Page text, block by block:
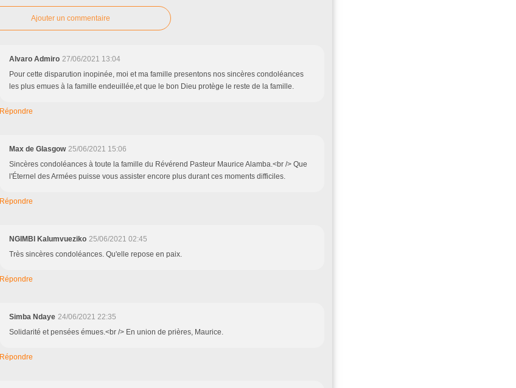
Ajouter un commentaire
Alvaro Admiro 27/06/2021 13:04
Pour cette disparution inopinée, moi et ma famille presentons nos sincères condoléances
les plus emues à la famille endeuillée,et que le bon Dieu protège le reste de la famille.
Répondre
Max de Glasgow 25/06/2021 15:06
Sincères condoléances à toute la famille du Révérend Pasteur Maurice Alamba.<br /> Que
l'Éternel des Armées puisse vous assister encore plus durant ces moments difficiles.
Répondre
NGIMBI Kalumvueziko 25/06/2021 02:45
Très sincères condoléances. Qu'elle repose en paix.
Répondre
Simba Ndaye 24/06/2021 22:35
Solidarité et pensées émues.<br /> En union de prières, Maurice.
Répondre